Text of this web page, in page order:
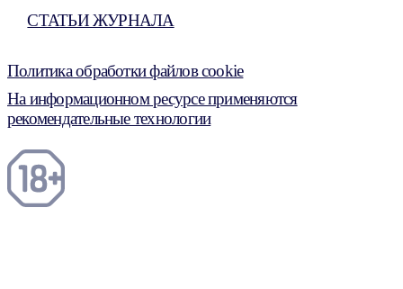
СТАТЬИ ЖУРНАЛА
Политика обработки файлов cookie
На информационном ресурсе применяются
рекомендательные технологии